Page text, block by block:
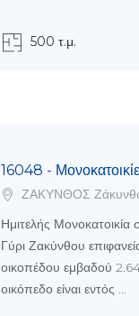
500 τ.μ.
16048 -
ΖΑΚΥΝΘΟΣ
Ημιτελής
Γύρι Ζακύνθου
οικοπέδου εμβαδού
οικόπεδο είναι εντός ...